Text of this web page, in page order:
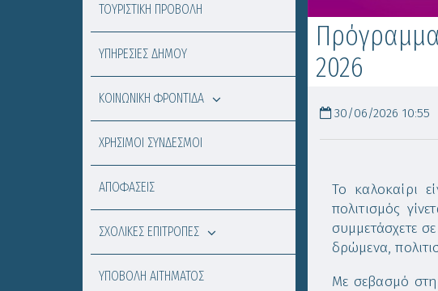
2026
30/06/2026 10:55
Το καλοκαίρι
πολιτισμός
συμμετάσχετε
δρώμενα,
Με σεβασμό
ΤΟΥΡΙΣΤΙΚΗ ΠΡΟΒΟΛΗ
ΥΠΗΡΕΣΙΕΣ ΔΗΜΟΥ
ΚΟΙΝΩΝΙΚΗ ΦΡΟΝΤΙΔΑ
ΧΡΗΣΙΜΟΙ ΣΥΝΔΕΣΜΟΙ
ΑΠΟΦΑΣΕΙΣ
ΣΧΟΛΙΚΕΣ ΕΠΙΤΡΟΠΕΣ
ΥΠΟΒΟΛΗ ΑΙΤΗΜΑΤΟΣ